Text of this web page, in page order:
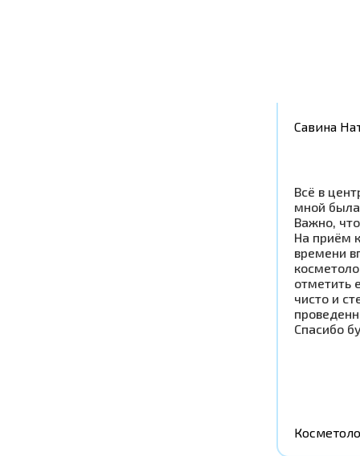
Савина
Всё в
мной
Важно,
На приём
времени
отметить
чисто и
Спасибо